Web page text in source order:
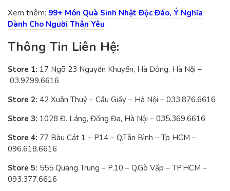
Xem thêm: 99+ Món Quà Sinh Nhật Độc Đáo, Ý Nghĩa
Dành Cho Người Thân Yêu
Thông Tin Liên Hệ:
Store 1: 17 Ngõ 23 Nguyễn Khuyến, Hà Đông, Hà Nội –
03.9799.6616
Store 2: 42 Xuân Thuỷ – Cầu Giấy – Hà Nội – 033.876.6616
Store 3: 1028 Đ. Láng, Đống Đa, Hà Nội – 035.369.6616
Store 4: 77 Bàu Cát 1 – P14 – Q.Tân Bình – Tp HCM –
096.618.6616
Store 5: 555 Quang Trung – P.10 – Q.Gò Vấp – TP.HCM –
093.377.6616